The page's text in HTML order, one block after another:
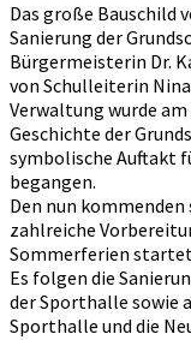
Das große Bauschild
Sanierung der
Bürgermeisterin Dr.
von Schulleiterin
Verwaltung wurde
Geschichte der
symbolische Auftakt
begangen.
Den nun
zahlreiche
Sommerferien
Es folgen die
der Sporthalle sowie
Sporthalle und die